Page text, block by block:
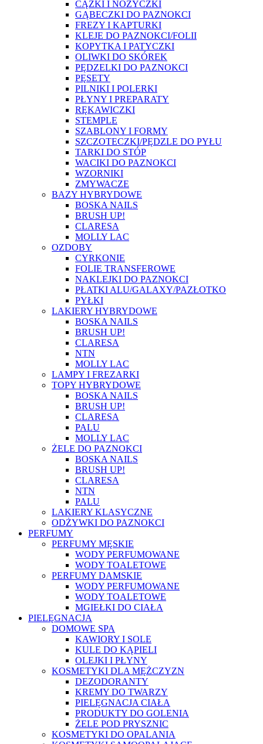
CĄŻKI I NOŻYCZKI
GĄBECZKI DO PAZNOKCI
FREZY I KAPTURKI
KLEJE DO PAZNOKCI/FOLII
KOPYTKA I PATYCZKI
OLIWKI DO SKÓREK
PĘDZELKI DO PAZNOKCI
PĘSETY
PILNIKI I POLERKI
PŁYNY I PREPARATY
RĘKAWICZKI
STEMPLE
SZABLONY I FORMY
SZCZOTECZKI/PĘDZLE DO PYŁU
TARKI DO STÓP
WACIKI DO PAZNOKCI
WZORNIKI
ZMYWACZE
BAZY HYBRYDOWE
BOSKA NAILS
BRUSH UP!
CLARESA
MOLLY LAC
OZDOBY
CYRKONIE
FOLIE TRANSFEROWE
NAKLEJKI DO PAZNOKCI
PŁATKI ALU/GALAXY/PAZŁOTKO
PYŁKI
LAKIERY HYBRYDOWE
BOSKA NAILS
BRUSH UP!
CLARESA
NTN
MOLLY LAC
LAMPY I FREZARKI
TOPY HYBRYDOWE
BOSKA NAILS
BRUSH UP!
CLARESA
PALU
MOLLY LAC
ŻELE DO PAZNOKCI
BOSKA NAILS
BRUSH UP!
CLARESA
NTN
PALU
LAKIERY KLASYCZNE
ODŻYWKI DO PAZNOKCI
PERFUMY
PERFUMY MĘSKIE
WODY PERFUMOWANE
WODY TOALETOWE
PERFUMY DAMSKIE
WODY PERFUMOWANE
WODY TOALETOWE
MGIEŁKI DO CIAŁA
PIELĘGNACJA
DOMOWE SPA
KAWIORY I SOLE
KULE DO KĄPIELI
OLEJKI I PŁYNY
KOSMETYKI DLA MĘŻCZYZN
DEZODORANTY
KREMY DO TWARZY
PIELĘGNACJA CIAŁA
PRODUKTY DO GOLENIA
ŻELE POD PRYSZNIC
KOSMETYKI DO OPALANIA